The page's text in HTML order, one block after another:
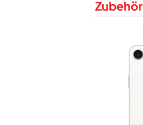
Zubehör